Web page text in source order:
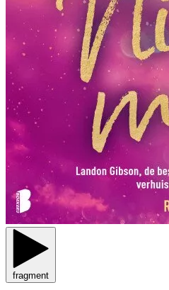
fragment